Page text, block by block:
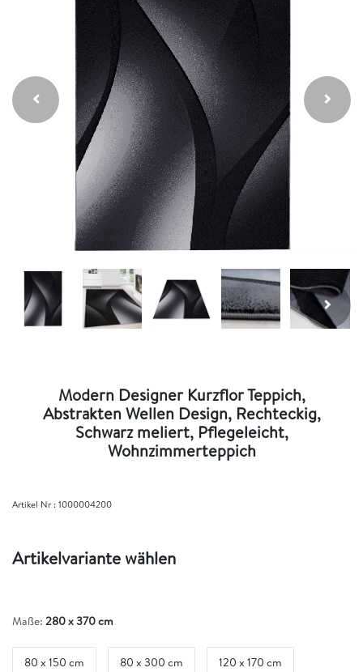
Modern Designer Kurzflor Teppich,
Abstrakten Wellen Design, Rechteckig,
Schwarz meliert, Pflegeleicht,
Wohnzimmerteppich
Artikel Nr :1000004200
Artikelvariante wählen
Maße: 280 x 370 cm
80 x 150 cm 80 x 300 cm 120 x 170 cm